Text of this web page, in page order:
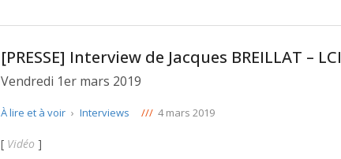
[PRESSE] Interview de Jacques BREILLAT – LCI
Vendredi 1er mars 2019
À lire et à voir › Interviews /// 4 mars 2019
[ Vidéo ]